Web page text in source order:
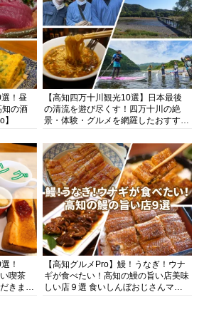
！昼
知の酒
【高知四万十川観光10選】日本最後
の清流を遊び尽くす！四万十川の絶
景・体験・グルメを網羅したおすすめ
！
喫茶
きま
【高知グルメPro】鰻！うなぎ！ウナ
ギが食べたい！高知の鰻の旨い店美味
しい店９選 食いしんぼおじさんマッ